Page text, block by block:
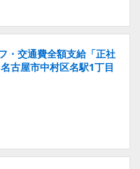
・交通費全額支給「正社
古屋市中村区名駅1丁目